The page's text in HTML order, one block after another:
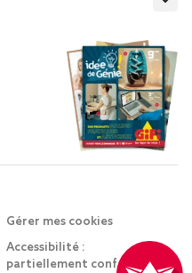
Gérer mes cookies
Accessibilité :
partiellement conforme